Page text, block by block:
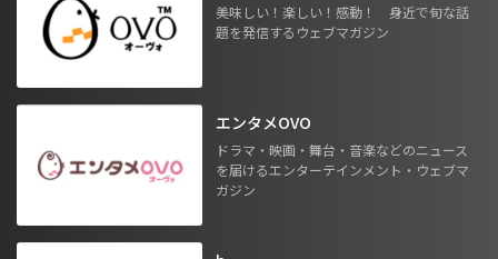
美味しい！楽しい！感動！ 身近で旬な話
題を発信するウェブマガジン
エンタメOVO
ドラマ・映画・舞台・音楽などのニュース
を届けるエンターテインメント・ウェブマ
ガジン